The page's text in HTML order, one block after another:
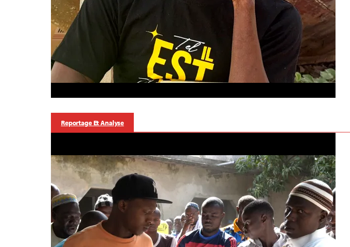
Reportage Et Analyse